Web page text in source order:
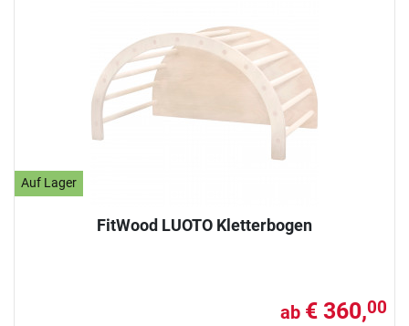
Auf Lager
FitWood LUOTO Kletterbogen
ab € 360,00